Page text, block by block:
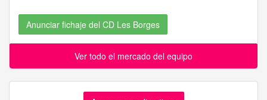
Anunciar fichaje del CD Les Borges
Ver todo el mercado del equipo